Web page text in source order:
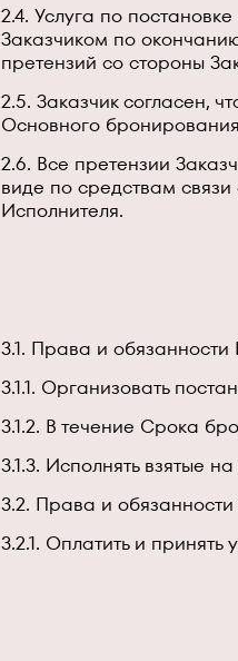
2.4. Услуга по
Заказчиком по
претензий со стороны
2.5. Заказчик согласен,
Основного
2.6. Все претензии
виде по средствам
Исполнителя.
3.1. Права и обязанности
3.1.1. Организовать
3.1.2. В течение Срока
3.1.3. Исполнять взятые
3.2. Права и обязанности
3.2.1. Оплатить и